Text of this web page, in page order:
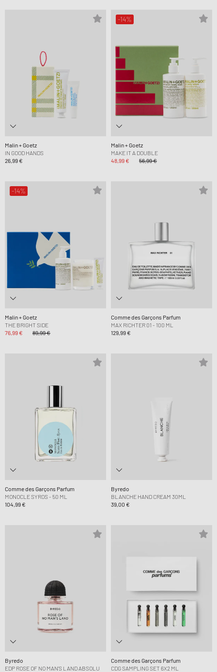
Malin + Goetz
IN GOOD HANDS
26,99 €
-14%
Malin + Goetz
MAKE IT A DOUBLE
48,99 €
56,99 €
-14%
Malin + Goetz
THE BRIGHT SIDE
76,99 €
89,99 €
Comme des Garçons Parfum
MAX RICHTER 01 - 100 ML
129,99 €
Comme des Garçons Parfum
MONOCLE SYROS - 50 ML
104,99 €
Byredo
BLANCHE HAND CREAM 30ML
39,00 €
Byredo
EDP ROSE OF NO MAN'S LAND ABSOLU
Comme des Garçons Parfum
CDG SAMPLING SET 6X2 ML